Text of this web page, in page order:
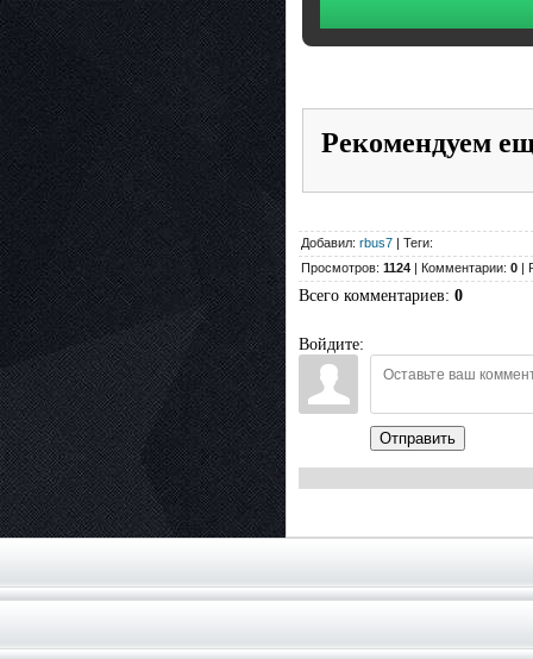
Рекомендуем
Добавил: rbus7 | Теги:
Просмотров: 1124 | Комментарии: 0 |
Всего комментариев: 0
Войдите:
Отправить